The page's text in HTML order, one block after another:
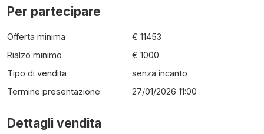
Per partecipare
Offerta minima
€ 11453
Rialzo minimo
€ 1000
Tipo di vendita
senza incanto
Termine presentazione
27/01/2026 11:00
Dettagli vendita